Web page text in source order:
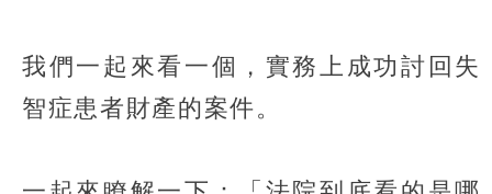
我們一起來看一個，實務上成功討回失
智症患者財產的案件。